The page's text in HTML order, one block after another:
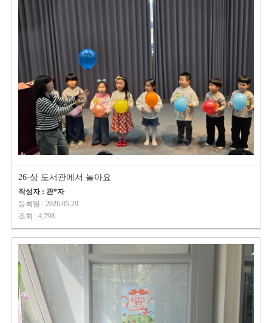
26-상 도서관에서 놀아요
작성자 : 관*자
등록일 : 2026.05.29
조회 : 4,798